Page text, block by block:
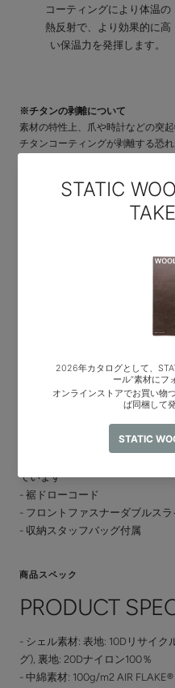
コーティングにより体温の
熱反射で、より効果的に高
い保温力を発揮します。
※チタンの剥離について
素材の特性上、爪や時計などの突
チタンコーティングが剥離する恐れ
チタンコーティングは直接肌に触
ース層があることで直接肌に触れ
擦が少ない道具のため、剥離のリ
PRODUCT
- 新開発の100g/m2 AIR
- フード部分は100g/m2AIR
- ヘルメット対応フード(後頭部
- グローブとの相性が良いベル
- ハンドポケット2つ、胸ポケッ
ています
- 裾ドローコード
- フロントファスナーダブルス
- 収納スタッフバッグ付属
商品スペック
PRODUCT
- シェル素材: 表地: 10Dリサイ
グ), 裏地: 20Dナイロン100％
- 中綿素材: 100g/m2 AIR